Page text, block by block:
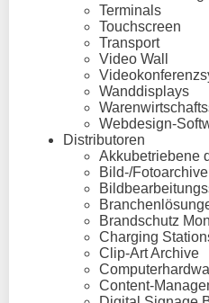
Terminals
Touchscreen
Transport
Video Wall
Wanddisplays
Webdesign-
Distributoren
Akkubetriebene
Bild-/Fotoarchive
Brandschutz
Charging
Clip-Art Archive
Content-